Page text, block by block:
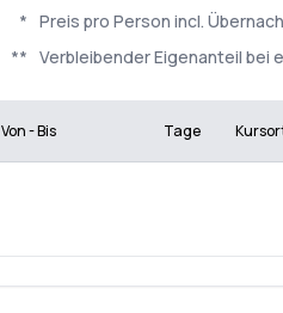
* Preis pro Person incl.
** Verbleibender Eigenanteil bei
Von - Bis Tage